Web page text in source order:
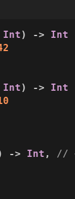
Int) -> Int
Int) -> Int
-> Int , //